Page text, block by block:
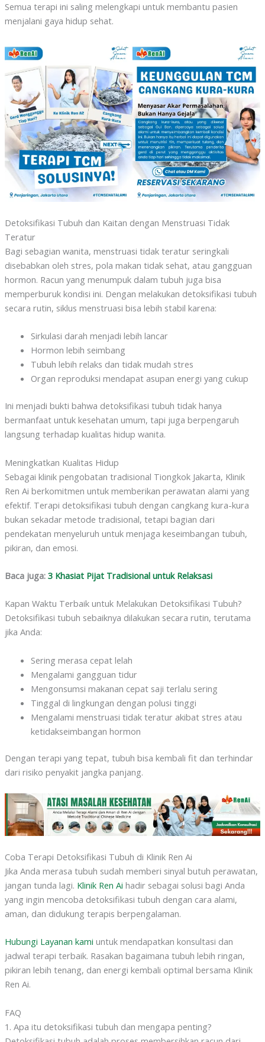
Semua terapi ini saling melengkapi untuk membantu pasien
menjalani gaya hidup sehat.
Detoksifikasi Tubuh dan Kaitan dengan Menstruasi Tidak
Teratur
Bagi sebagian wanita, menstruasi tidak teratur seringkali
disebabkan oleh stres, pola makan tidak sehat, atau gangguan
hormon. Racun yang menumpuk dalam tubuh juga bisa
memperburuk kondisi ini. Dengan melakukan detoksifikasi tubuh
secara rutin, siklus menstruasi bisa lebih stabil karena:
Sirkulasi darah menjadi lebih lancar
Hormon lebih seimbang
Tubuh lebih relaks dan tidak mudah stres
Organ reproduksi mendapat asupan energi yang cukup
Ini menjadi bukti bahwa detoksifikasi tubuh tidak hanya
bermanfaat untuk kesehatan umum, tapi juga berpengaruh
langsung terhadap kualitas hidup wanita.
Meningkatkan Kualitas Hidup
Sebagai klinik pengobatan tradisional Tiongkok Jakarta, Klinik
Ren Ai berkomitmen untuk memberikan perawatan alami yang
efektif. Terapi detoksifikasi tubuh dengan cangkang kura-kura
bukan sekadar metode tradisional, tetapi bagian dari
pendekatan menyeluruh untuk menjaga keseimbangan tubuh,
pikiran, dan emosi.
Baca juga: 3 Khasiat Pijat Tradisional untuk Relaksasi
Kapan Waktu Terbaik untuk Melakukan Detoksifikasi Tubuh?
Detoksifikasi tubuh sebaiknya dilakukan secara rutin, terutama
jika Anda:
Sering merasa cepat lelah
Mengalami gangguan tidur
Mengonsumsi makanan cepat saji terlalu sering
Tinggal di lingkungan dengan polusi tinggi
Mengalami menstruasi tidak teratur akibat stres atau
ketidakseimbangan hormon
Dengan terapi yang tepat, tubuh bisa kembali fit dan terhindar
dari risiko penyakit jangka panjang.
Coba Terapi Detoksifikasi Tubuh di Klinik Ren Ai
Jika Anda merasa tubuh sudah memberi sinyal butuh perawatan,
jangan tunda lagi. Klinik Ren Ai hadir sebagai solusi bagi Anda
yang ingin mencoba detoksifikasi tubuh dengan cara alami,
aman, dan didukung terapis berpengalaman.
Hubungi Layanan kami untuk mendapatkan konsultasi dan
jadwal terapi terbaik. Rasakan bagaimana tubuh lebih ringan,
pikiran lebih tenang, dan energi kembali optimal bersama Klinik
Ren Ai.
FAQ
1. Apa itu detoksifikasi tubuh dan mengapa penting?